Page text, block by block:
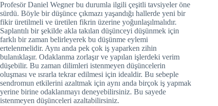
Profesör Daniel Wegner bu durumla ilgili çeşitli tavsiyeler öne
sürdü. Böyle bir düşünce çıkmazı yaşandığı hallerde yeni bir
fikir üretilmeli ve üretilen fikrin üzerine yoğunlaşılmalıdır.
Saplantılı bir şekilde akla takılan düşünceyi düşünmek için
farklı bir zaman belirleyerek bu düşünme eylemi
ertelenmelidir. Aynı anda pek çok iş yaparken zihin
bulanıklaşır. Odaklanma zorlaşır ve yapılan işlerdeki verim
düşebilir. Bu zaman dilimleri istenmeyen düşüncelerin
oluşması ve ısrarla tekrar edilmesi için idealdir. Bu sebeple
sendromun etkilerini azaltmak için aynı anda birçok iş yapmak
yerine birine odaklanmayı deneyebilirsiniz. Bu sayede
istenmeyen düşünceleri azaltabilirsiniz.